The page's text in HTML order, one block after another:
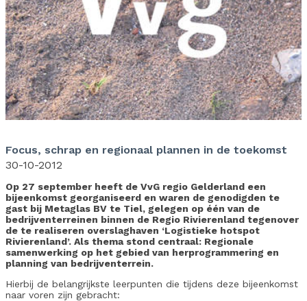
Focus, schrap en regionaal plannen in de toekomst
30-10-2012
Op 27 september heeft de VvG regio Gelderland een
bijeenkomst georganiseerd en waren de genodigden te
gast bij Metaglas BV te Tiel, gelegen op één van de
bedrijventerreinen binnen de Regio Rivierenland tegenover
de te realiseren overslaghaven ‘Logistieke hotspot
Rivierenland’. Als thema stond centraal: Regionale
samenwerking op het gebied van herprogrammering en
planning van bedrijventerrein.
Hierbij de belangrijkste leerpunten die tijdens deze bijeenkomst
naar voren zijn gebracht: